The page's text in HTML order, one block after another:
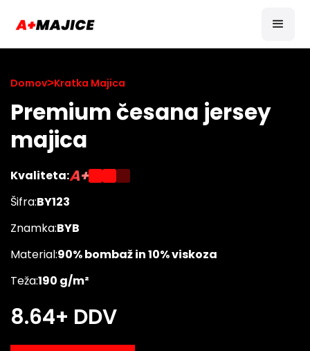
Domov>Kratka Majica
Premium česana jersey
majica
Kvaliteta:A+
Šifra:BY123
Znamka:BYB
Material:90% bombaž in 10% viskoza
Teža:190 g/m²
8.64+ DDV